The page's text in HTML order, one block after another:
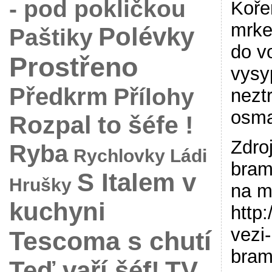
- pod pokličkou
Paštiky Polévky
Prostřeno
Předkrm Přílohy
Rozpal to šéfe !
Ryba Rychlovky Ládi
Hrušky S Italem v
kuchyni
Tescoma s chutí
do
na